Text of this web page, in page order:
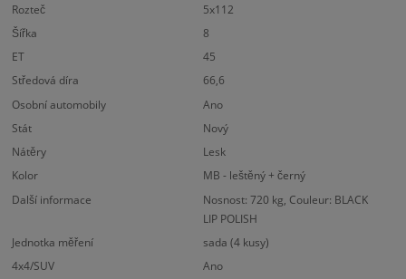
Rozteč
5x112
Šířka
8
ET
45
Středová díra
66,6
Osobní automobily
Ano
Stát
Nový
Nátěry
Lesk
Kolor
MB - leštěný + černý
Další informace
Nosnost: 720 kg, Couleur: BLACK
LIP POLISH
Jednotka měření
sada (4 kusy)
4x4/SUV
Ano